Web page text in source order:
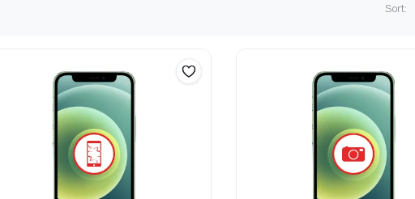
Sort: